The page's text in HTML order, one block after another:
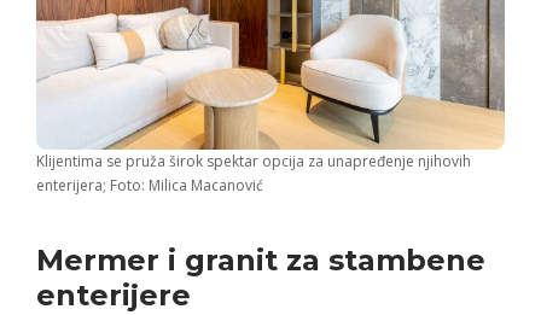
Klijentima se pruža širok spektar opcija za unapređenje njihovih
enterijera; Foto: Milica Macanović
Mermer i granit za stambene
enterijere